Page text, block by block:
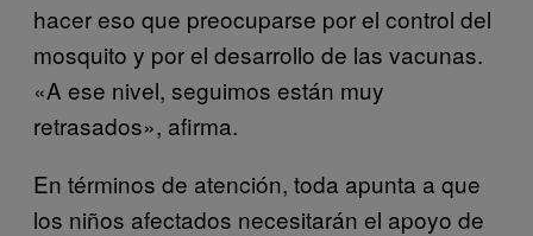
hacer eso que preocuparse por el control del
mosquito y por el desarrollo de las vacunas.
«A ese nivel, seguimos están muy
retrasados», afirma.
En términos de atención, toda apunta a que
los niños afectados necesitarán el apoyo de